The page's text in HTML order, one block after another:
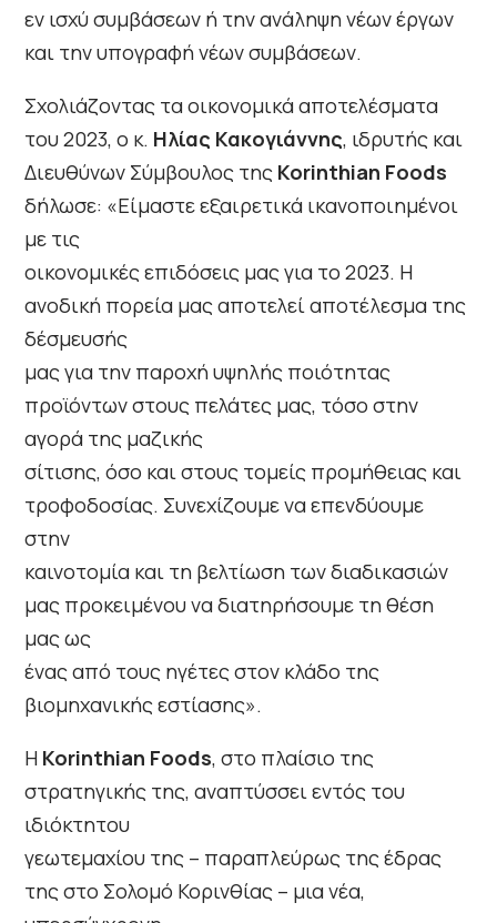
εν ισχύ συμβάσεων ή την ανάληψη νέων έργων
και την υπογραφή νέων συμβάσεων.
Σχολιάζοντας τα οικονομικά αποτελέσματα
του 2023, ο κ. Ηλίας Κακογιάννης, ιδρυτής και
Διευθύνων Σύμβουλος της Korinthian Foods
δήλωσε: «Είμαστε εξαιρετικά ικανοποιημένοι
με τις
οικονομικές επιδόσεις μας για το 2023. Η
ανοδική πορεία μας αποτελεί αποτέλεσμα της
δέσμευσής
μας για την παροχή υψηλής ποιότητας
προϊόντων στους πελάτες μας, τόσο στην
αγορά της μαζικής
σίτισης, όσο και στους τομείς προμήθειας και
τροφοδοσίας. Συνεχίζουμε να επενδύουμε
στην
καινοτομία και τη βελτίωση των διαδικασιών
μας προκειμένου να διατηρήσουμε τη θέση
μας ως
ένας από τους ηγέτες στον κλάδο της
βιομηχανικής εστίασης».
Η Korinthian Foods, στο πλαίσιο της
στρατηγικής της, αναπτύσσει εντός του
ιδιόκτητου
γεωτεμαχίου της – παραπλεύρως της έδρας
της στο Σολομό Κορινθίας – μια νέα,